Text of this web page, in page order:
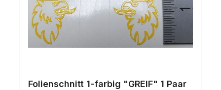
Folienschnitt 1-farbig "GREIF" 1 Paar